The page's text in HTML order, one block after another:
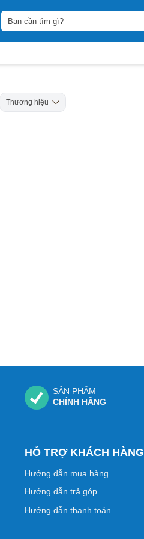
Tìm
kiếm:
Thương hiệu
SẢN PHẨM
CHÍNH HÃNG
HỖ TRỢ KHÁCH HÀNG
Hướng dẫn mua hàng
Hướng dẫn trả góp
Hướng dẫn thanh toán